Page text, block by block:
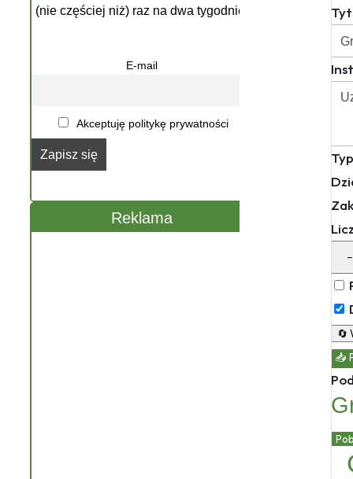
(nie częściej niż) raz na dwa tygodnie.
E-mail
Akceptuję politykę prywatności
Reklama
−
🔄
📥